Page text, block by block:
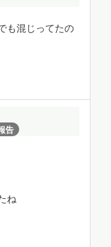
も混じってたの
告
ね